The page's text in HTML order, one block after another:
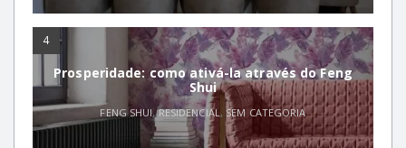
4
Prosperidade: como ativá-la através do Feng
Shui
FENG SHUI,RESIDENCIAL ,SEM CATEGORIA